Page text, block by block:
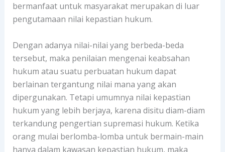
bermanfaat untuk masyarakat merupakan di luar
pengutamaan nilai kepastian hukum.
Dengan adanya nilai-nilai yang berbeda-beda
tersebut, maka penilaian mengenai keabsahan
hukum atau suatu perbuatan hukum dapat
berlainan tergantung nilai mana yang akan
dipergunakan. Tetapi umumnya nilai kepastian
hukum yang lebih berjaya, karena disitu diam-diam
terkandung pengertian supremasi hukum. Ketika
orang mulai berlomba-lomba untuk bermain-main
hanya dalam kawasan kepastian hukum, maka